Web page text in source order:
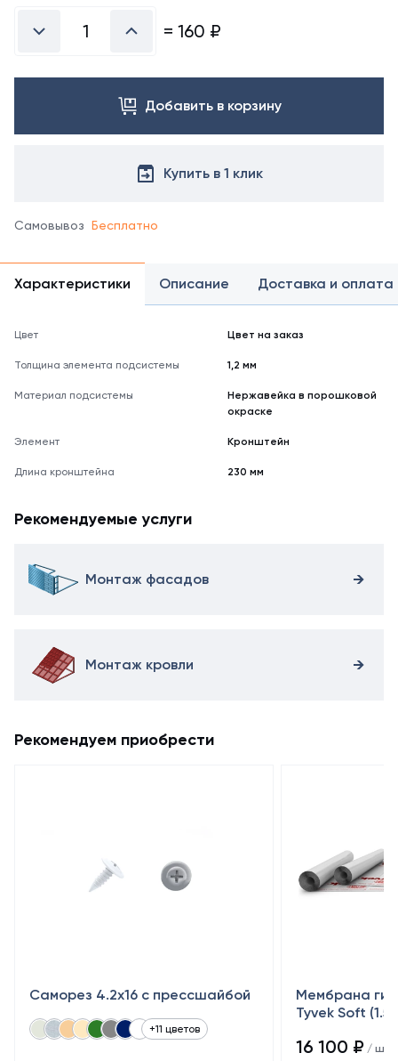
= 160 ₽
Добавить в корзину
Купить в 1 клик
Самовывоз Бесплатно
Характеристики Описание Доставка и оплата
Цвет Цвет на заказ
Толщина элемента подсистемы 1,2 мм
Материал подсистемы
Нержавейка в порошковой
окраске
Элемент Кронштейн
Длина кронштейна 230 мм
Рекомендуемые услуги
Монтаж фасадов
Монтаж кровли
Рекомендуем приобрести
Саморез 4.2х16 с прессшайбой
+11 цветов
Мембрана
Tyvek Soft
16 100 ₽ / шт